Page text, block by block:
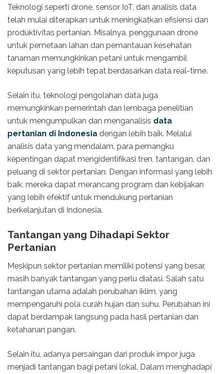
Teknologi seperti drone, sensor IoT, dan analisis data
telah mulai diterapkan untuk meningkatkan efisiensi dan
produktivitas pertanian. Misalnya, penggunaan drone
untuk pemetaan lahan dan pemantauan kesehatan
tanaman memungkinkan petani untuk mengambil
keputusan yang lebih tepat berdasarkan data real-time.
Selain itu, teknologi pengolahan data juga
memungkinkan pemerintah dan lembaga penelitian
untuk mengumpulkan dan menganalisis data
pertanian di Indonesia dengan lebih baik. Melalui
analisis data yang mendalam, para pemangku
kepentingan dapat mengidentifikasi tren, tantangan, dan
peluang di sektor pertanian. Dengan informasi yang lebih
baik, mereka dapat merancang program dan kebijakan
yang lebih efektif untuk mendukung pertanian
berkelanjutan di Indonesia.
Tantangan yang Dihadapi Sektor
Pertanian
Meskipun sektor pertanian memiliki potensi yang besar,
masih banyak tantangan yang perlu diatasi. Salah satu
tantangan utama adalah perubahan iklim, yang
mempengaruhi pola curah hujan dan suhu. Perubahan ini
dapat berdampak langsung pada hasil pertanian dan
ketahanan pangan.
Selain itu, adanya persaingan dari produk impor juga
menjadi tantangan bagi petani lokal. Dalam menghadapi